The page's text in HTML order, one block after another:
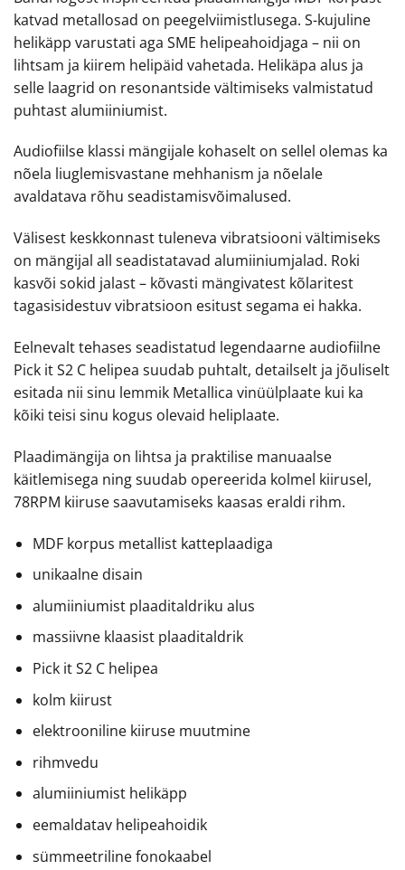
katvad metallosad on peegelviimistlusega. S-kujuline
helikäpp varustati aga SME helipeahoidjaga – nii on
lihtsam ja kiirem helipäid vahetada. Helikäpa alus ja
selle laagrid on resonantside vältimiseks valmistatud
puhtast alumiiniumist.
Audiofiilse klassi mängijale kohaselt on sellel olemas ka
nõela liuglemisvastane mehhanism ja nõelale
avaldatava rõhu seadistamisvõimalused.
Välisest keskkonnast tuleneva vibratsiooni vältimiseks
on mängijal all seadistatavad alumiiniumjalad. Roki
kasvõi sokid jalast – kõvasti mängivatest kõlaritest
tagasisidestuv vibratsioon esitust segama ei hakka.
Eelnevalt tehases seadistatud legendaarne audiofiilne
Pick it S2 C helipea suudab puhtalt, detailselt ja jõuliselt
esitada nii sinu lemmik Metallica vinüülplaate kui ka
kõiki teisi sinu kogus olevaid heliplaate.
Plaadimängija on lihtsa ja praktilise manuaalse
käitlemisega ning suudab opereerida kolmel kiirusel,
78RPM kiiruse saavutamiseks kaasas eraldi rihm.
MDF korpus metallist katteplaadiga
unikaalne disain
alumiiniumist plaaditaldriku alus
massiivne klaasist plaaditaldrik
Pick it S2 C helipea
kolm kiirust
elektrooniline kiiruse muutmine
rihmvedu
alumiiniumist helikäpp
eemaldatav helipeahoidik
sümmeetriline fonokaabel